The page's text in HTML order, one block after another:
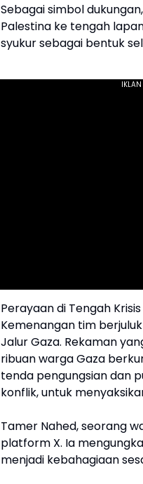
Sebagai simbol
Palestina ke tengah
syukur sebagai bentuk
Perayaan di Tengah Krisis
Kemenangan tim
Jalur Gaza. Rekaman
ribuan warga Gaza
tenda pengungsian dan
konflik, untuk
Tamer Nahed, seorang
platform X. Ia
menjadi kebahagiaan